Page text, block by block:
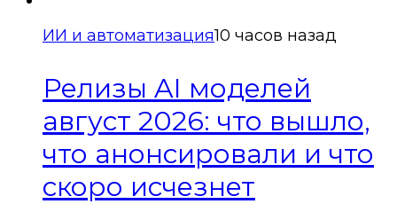
ИИ и автоматизация10 часов назад
Релизы AI моделей
август 2026: что вышло,
что анонсировали и что
скоро исчезнет